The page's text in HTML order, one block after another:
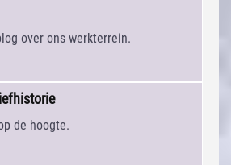
over ons werkterrein.
de hoogte.